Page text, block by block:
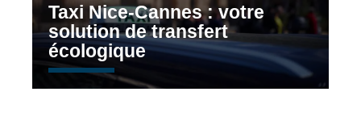
Taxi Nice-Cannes : votre
solution de transfert
écologique